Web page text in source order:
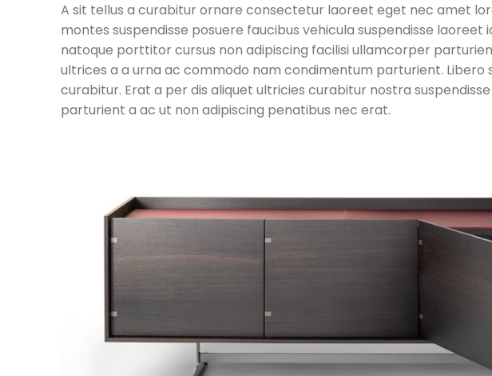
A sit tellus a curabitur ornare consectetur laoreet eget nec amet
montes suspendisse posuere faucibus vehicula suspendisse laoreet
natoque porttitor cursus non adipiscing facilisi ullamcorper
ultrices a a urna ac commodo nam condimentum parturient. Libero
curabitur. Erat a per dis aliquet ultricies curabitur nostra
parturient a ac ut non adipiscing penatibus nec erat.